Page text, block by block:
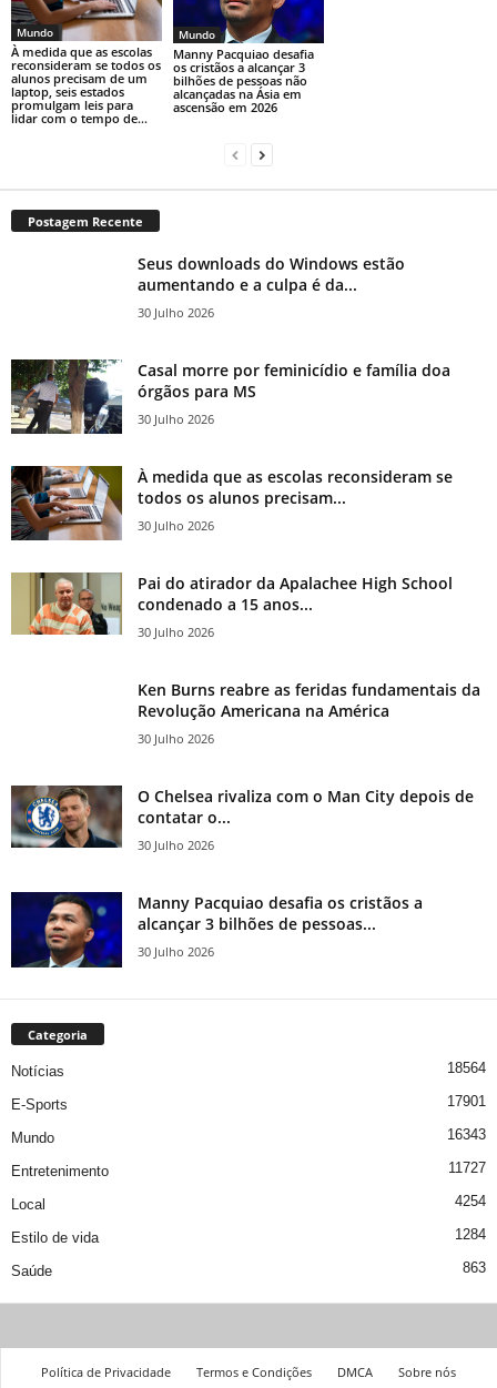
Mundo
À medida que as escolas
reconsideram se todos os
alunos precisam de um
laptop, seis estados
promulgam leis para
lidar com o tempo de...
Mundo
Manny Pacquiao desafia
os cristãos a alcançar 3
bilhões de pessoas não
alcançadas na Ásia em
ascensão em 2026
Postagem Recente
Seus downloads do Windows estão
aumentando e a culpa é da...
30 Julho 2026
Casal morre por feminicídio e família doa
órgãos para MS
30 Julho 2026
À medida que as escolas reconsideram se
todos os alunos precisam...
30 Julho 2026
Pai do atirador da Apalachee High School
condenado a 15 anos...
30 Julho 2026
Ken Burns reabre as feridas fundamentais da
Revolução Americana na América
30 Julho 2026
O Chelsea rivaliza com o Man City depois de
contatar o...
30 Julho 2026
Manny Pacquiao desafia os cristãos a
alcançar 3 bilhões de pessoas...
30 Julho 2026
Categoria
Notícias 18564
E-Sports 17901
Mundo 16343
Entretenimento 11727
Local 4254
Estilo de vida 1284
Saúde 863
Política de Privacidade Termos e Condições DMCA Sobre nós